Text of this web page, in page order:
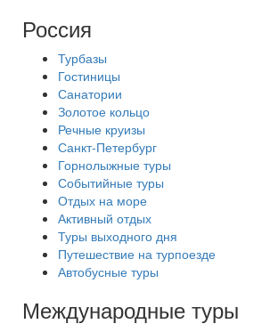
Россия
Турбазы
Гостиницы
Санатории
Золотое кольцо
Речные круизы
Санкт-Петербург
Горнолыжные туры
Событийные туры
Отдых на море
Активный отдых
Туры выходного дня
Путешествие на турпоезде
Автобусные туры
Международные туры